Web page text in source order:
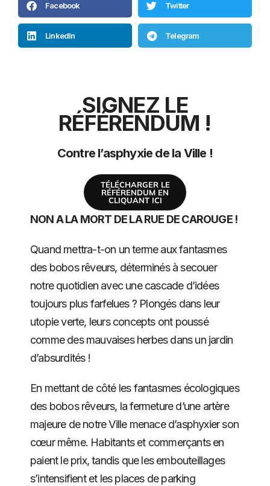
SIGNEZ LE
RÉFÉRENDUM !
Contre l’asphyxie de la Ville !
TÉLÉCHARGER LE
RÉFÉRENDUM EN
CLIQUANT ICI
NON A LA MORT DE LA RUE DE CAROUGE !
Quand mettra-t-on un terme aux fantasmes
des bobos rêveurs, déterminés à secouer
notre quotidien avec une cascade d’idées
toujours plus farfelues ? Plongés dans leur
utopie verte, leurs concepts ont poussé
comme des mauvaises herbes dans un jardin
d’absurdités !
En mettant de côté les fantasmes écologiques
des bobos rêveurs, la fermeture d’une artère
majeure de notre Ville menace d’asphyxier son
cœur même. Habitants et commerçants en
paient le prix, tandis que les embouteillages
s’intensifient et les places de parking
Facebook Twitter
LinkedIn Telegram